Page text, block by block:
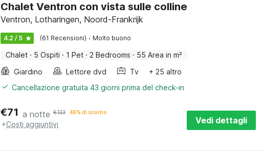
Chalet Ventron con vista sulle colline
Ventron, Lotharingen, Noord-Frankrijk
4.2 / 5 (61 Recensioni) · Molto buono
Chalet · 5 Ospiti · 1 Pet · 2 Bedrooms · 55 Area in m²
Giardino
Lettore dvd Tv
+ 25 altro
Cancellazione gratuita 43 giorni prima del check-in
€71 a notte €133 46% di sconto
+Costi aggiuntivi Vedi dettagli